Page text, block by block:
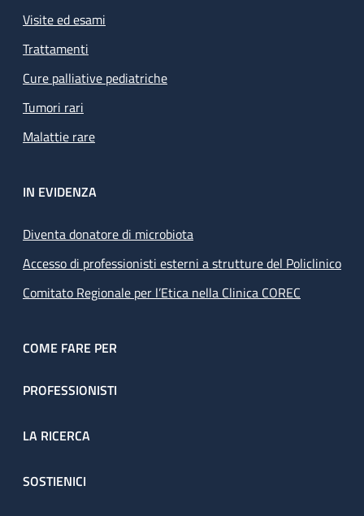
Visite ed esami
Trattamenti
Cure palliative pediatriche
Tumori rari
Malattie rare
IN EVIDENZA
Diventa donatore di microbiota
Accesso di professionisti esterni a strutture del Policlinico
Comitato Regionale per l’Etica nella Clinica COREC
COME FARE PER
PROFESSIONISTI
LA RICERCA
SOSTIENICI